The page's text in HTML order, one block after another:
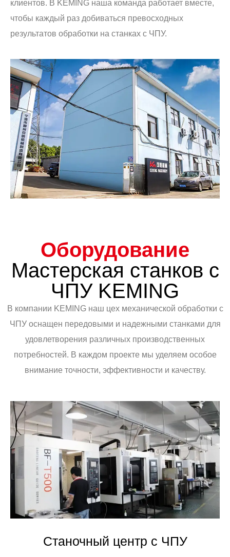
клиентов. В KEMING наша команда работает вместе,
чтобы каждый раз добиваться превосходных
результатов обработки на станках с ЧПУ.
Оборудование
Мастерская станков с
ЧПУ KEMING
В компании KEMING наш цех механической обработки с
ЧПУ оснащен передовыми и надежными станками для
удовлетворения различных производственных
потребностей. В каждом проекте мы уделяем особое
внимание точности, эффективности и качеству.
Станочный центр с ЧПУ